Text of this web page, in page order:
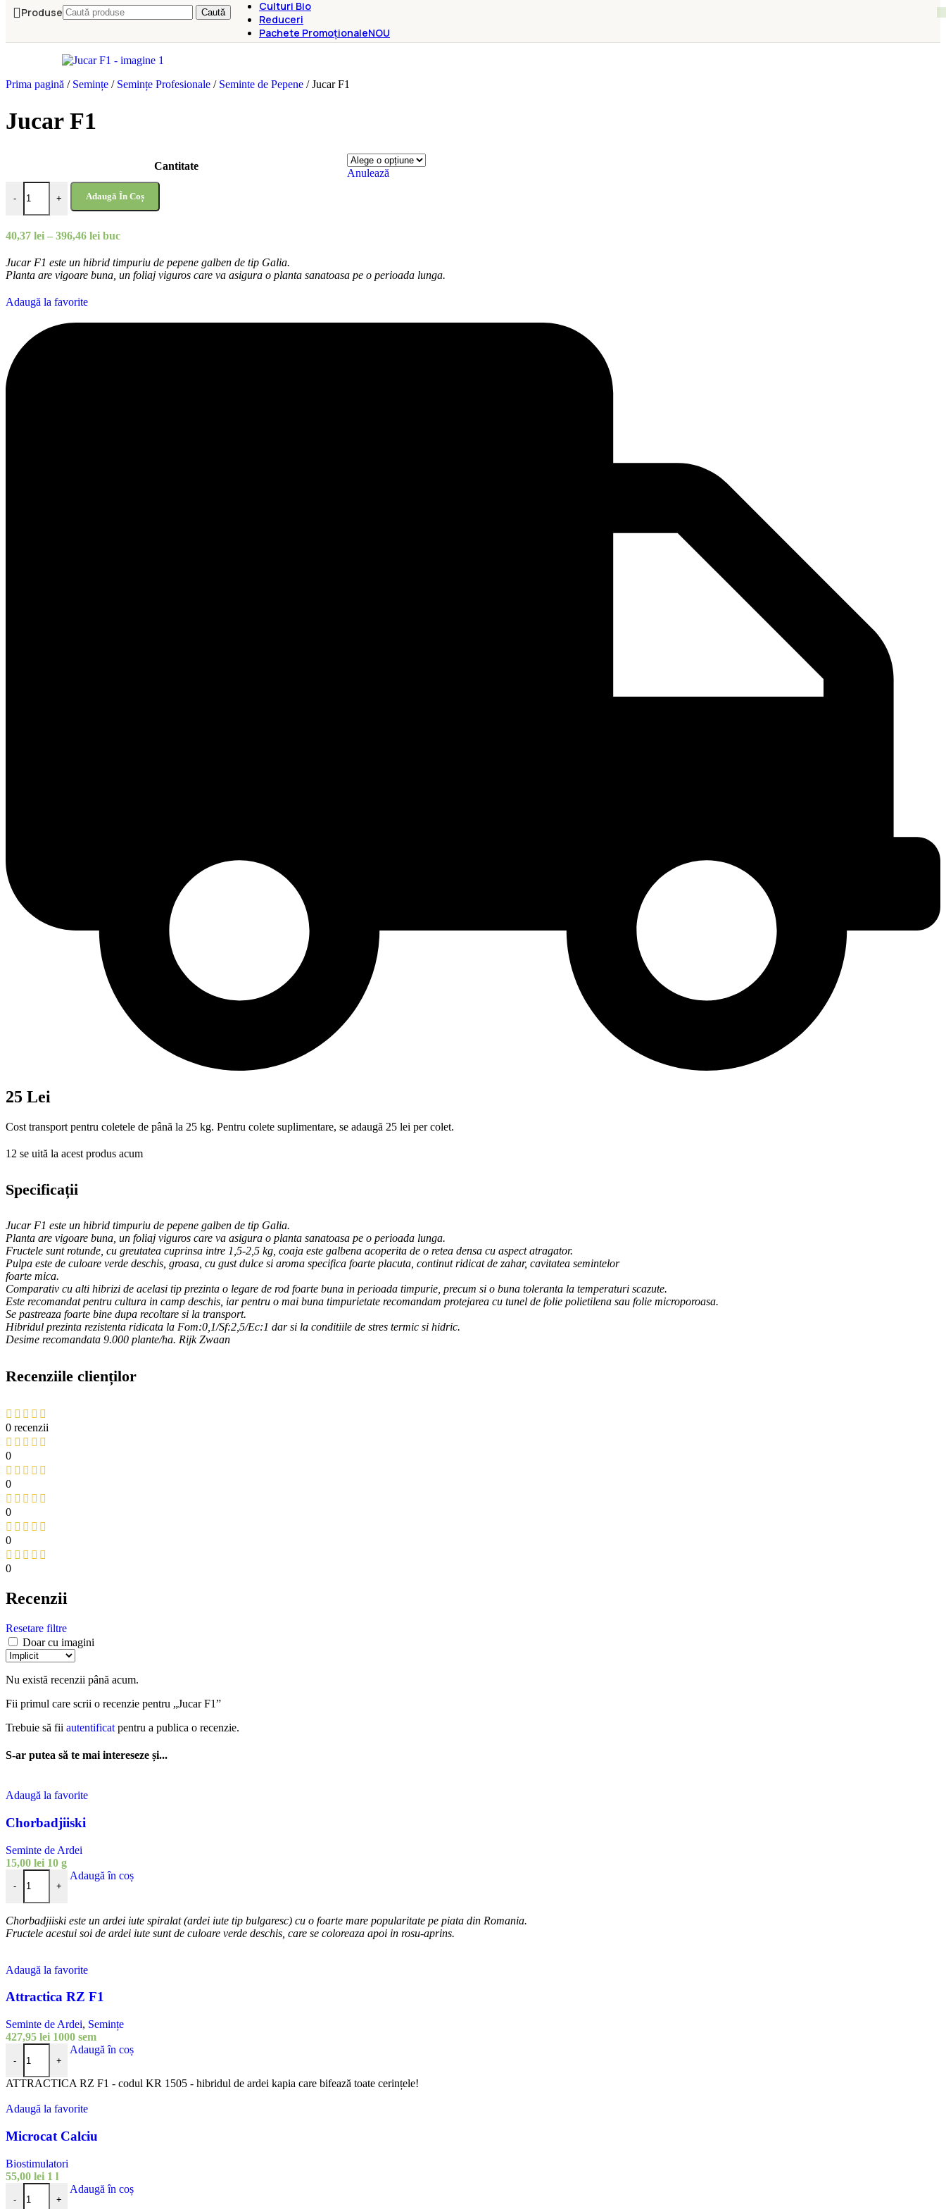
Produse Caută
Culturi Bio
Reduceri
Pachete PromoționaleNOU
Prima pagină / Semințe / Semințe Profesionale / Seminte de Pepene / Jucar F1
Jucar F1
Cantitate
Anulează
-
Cantitate Jucar F1
+ Adaugă În Coș
40,37 lei – 396,46 leiInterval
prețuri:
40,37 lei
buc
Jucar F1 este un hibrid timpuriu de pepene galben de tip Galia.
Planta are vigoare buna, un foliaj viguros care va asigura o planta sanatoasa pe o perioada lunga.
Adaugă la favorite
25 Lei
Cost transport pentru coletele de până la 25 kg. Pentru colete suplimentare, se adaugă 25 lei per colet.
12 se uită la acest produs acum
Specificații
Jucar F1 este un hibrid timpuriu de pepene galben de tip Galia.
Planta are vigoare buna, un foliaj viguros care va asigura o planta sanatoasa pe o perioada lunga.
Fructele sunt rotunde, cu greutatea cuprinsa intre 1,5-2,5 kg, coaja este galbena acoperita de o retea densa cu aspect atragator.
Pulpa este de culoare verde deschis, groasa, cu gust dulce si aroma specifica foarte placuta, continut ridicat de zahar, cavitatea semintelor
foarte mica.
Comparativ cu alti hibrizi de acelasi tip prezinta o legare de rod foarte buna in perioada timpurie, precum si o buna toleranta la temperaturi scazute.
Este recomandat pentru cultura in camp deschis, iar pentru o mai buna timpurietate recomandam protejarea cu tunel de folie polietilena sau folie microporoasa.
Se pastreaza foarte bine dupa recoltare si la transport.
Hibridul prezinta rezistenta ridicata la Fom:0,1/Sf:2,5/Ec:1 dar si la conditiile de stres termic si hidric.
Desime recomandata 9.000 plante/ha. Rijk Zwaan
Recenziile clienților
0 recenzii
0
0
0
0
0
Recenzii
Resetare filtre
Doar cu imagini
Nu există recenzii până acum.
Fii primul care scrii o recenzie pentru „Jucar F1”
Trebuie să fii autentificat pentru a publica o recenzie.
S-ar putea să te mai intereseze și...
Adaugă la favorite
Chorbadjiiski
Seminte de Ardei
15,00 lei 10 g
-
Cantitate Chorbadjiiski
+
Adaugă în coș
Chorbadjiiski este un ardei iute spiralat (ardei iute tip bulgaresc) cu o foarte mare popularitate pe piata din Romania.
Fructele acestui soi de ardei iute sunt de culoare verde deschis, care se coloreaza apoi in rosu-aprins.
Adaugă la favorite
Attractica RZ F1
Seminte de Ardei, Semințe
427,95 lei 1000 sem
-
Cantitate Attractica RZ F1
+
Adaugă în coș
ATTRACTICA RZ F1 - codul KR 1505 - hibridul de ardei kapia care bifează toate cerințele!
Adaugă la favorite
Microcat Calciu
Biostimulatori
55,00 lei 1 l
-
Cantitate Microcat Calciu
+
Adaugă în coș